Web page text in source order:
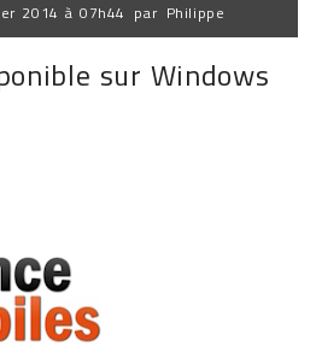
2014 à 07h44 par Philippe
sur Windows